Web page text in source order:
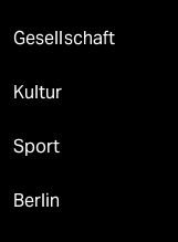
Gesellschaft
Kultur
Sport
Berlin